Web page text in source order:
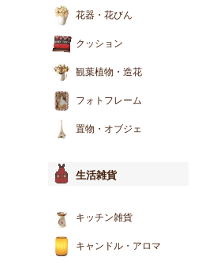
花器・花びん
クッション
観葉植物・造花
フォトフレーム
置物・オブジェ
生活雑貨
キッチン雑貨
キャンドル・アロマ